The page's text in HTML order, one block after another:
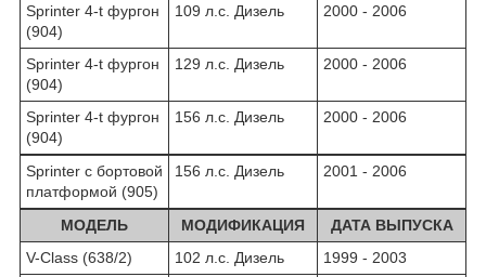
Sprinter 4-t фургон
(904)
109 л.с. Дизель 2000 - 2006
Sprinter 4-t фургон
(904)
129 л.с. Дизель 2000 - 2006
Sprinter 4-t фургон
(904)
156 л.с. Дизель 2000 - 2006
Sprinter c бортовой
платформой (905)
156 л.с. Дизель 2001 - 2006
МОДЕЛЬ МОДИФИКАЦИЯ
ДАТА ВЫПУСКА
V-Class (638/2)
102 л.с. Дизель 1999 - 2003